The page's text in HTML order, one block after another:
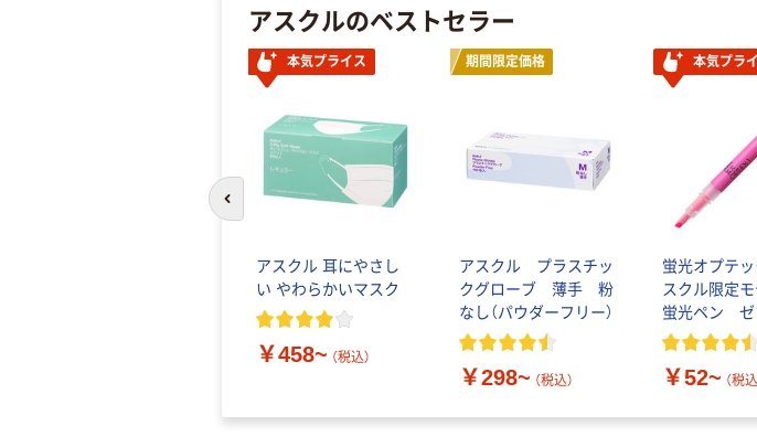
アスクルのベストセラー
本気プライス
アスクル 耳にやさし
い やわらかいマスク
￥458~ （税込）
期間限定価格
アスクル プラスチッ
クグローブ 薄手 粉
なし（パウダーフリー）
￥298~ （税込）
本気プラ
蛍光オプテ
スクル限定
蛍光ペン ゼ
￥52~ （税込